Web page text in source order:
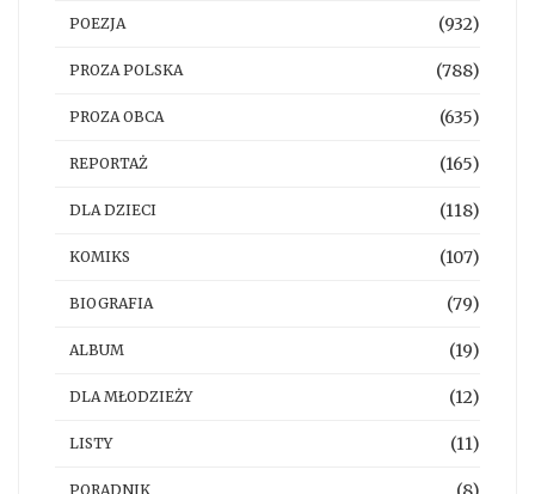
POEZJA (932)
PROZA POLSKA (788)
PROZA OBCA (635)
REPORTAŻ (165)
DLA DZIECI (118)
KOMIKS (107)
BIOGRAFIA (79)
ALBUM (19)
DLA MŁODZIEŻY (12)
LISTY (11)
PORADNIK